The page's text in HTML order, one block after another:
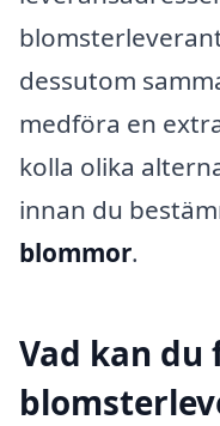
dessutom
medföra en
kolla olika
innan du
blommor.
Vad kan du